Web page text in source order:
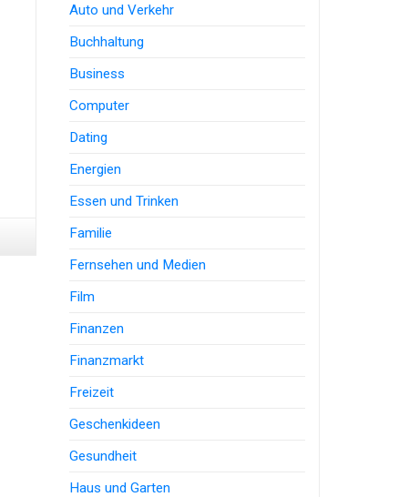
Auto und Verkehr
Buchhaltung
Business
Computer
Dating
Energien
Essen und Trinken
Familie
Fernsehen und Medien
Film
Finanzen
Finanzmarkt
Freizeit
Geschenkideen
Gesundheit
Haus und Garten